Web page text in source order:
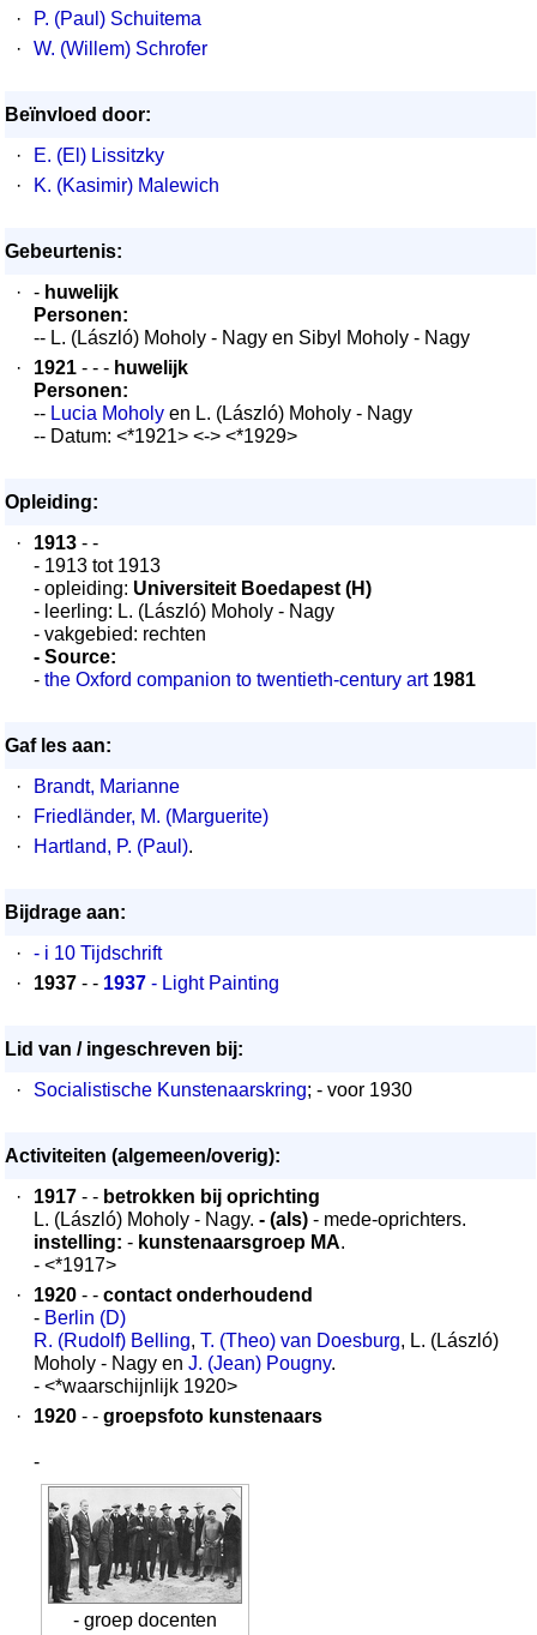
·
P. (Paul) Schuitema
·
W. (Willem) Schrofer
Beïnvloed door:
·
E. (El) Lissitzky
·
K. (Kasimir) Malewich
Gebeurtenis:
·
- huwelijk
Personen:
-- L. (László) Moholy - Nagy en Sibyl Moholy - Nagy
·
1921 - - - huwelijk
Personen:
-- Lucia Moholy en L. (László) Moholy - Nagy
-- Datum: <*1921> <-> <*1929>
Opleiding:
·
1913 - -
- 1913 tot 1913
- opleiding: Universiteit Boedapest (H)
- leerling: L. (László) Moholy - Nagy
- vakgebied: rechten
- Source:
- the Oxford companion to twentieth-century art 1981
Gaf les aan:
·
Brandt, Marianne
·
Friedländer, M. (Marguerite)
·
Hartland, P. (Paul).
Bijdrage aan:
·
- i 10 Tijdschrift
·
1937 - - 1937 - Light Painting
Lid van / ingeschreven bij:
·
Socialistische Kunstenaarskring; - voor 1930
Activiteiten (algemeen/overig):
·
1917 - - betrokken bij oprichting
L. (László) Moholy - Nagy. - (als) - mede-oprichters.
instelling: - kunstenaarsgroep MA.
- <*1917>
·
1920 - - contact onderhoudend
- Berlin (D)
R. (Rudolf) Belling, T. (Theo) van Doesburg, L. (László)
Moholy - Nagy en J. (Jean) Pougny.
- <*waarschijnlijk 1920>
·
1920 - - groepsfoto kunstenaars
-
- groep docenten